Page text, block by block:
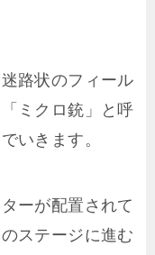
路状のフィール
ミクロ銃」と呼
いきます。
ーが配置されて
ステージに進む